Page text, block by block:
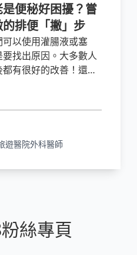
是便秘好困擾？嘗
排便「撇」步
以使用灌腸液或塞
找出原因。大多數人
有很好的改善！還告
龜秘」一起試試？順
遊醫院外科醫師
絲專頁